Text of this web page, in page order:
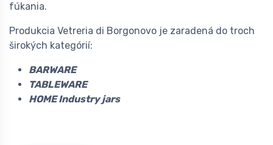
fúkania.
Produkcia Vetreria di Borgonovo je zaradená do troch
širokých kategórií:
BARWARE
TABLEWARE
HOME Industry jars